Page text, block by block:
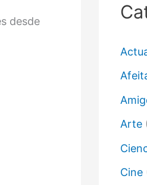
desde
e
t
ó
i
o
Arte
Cine